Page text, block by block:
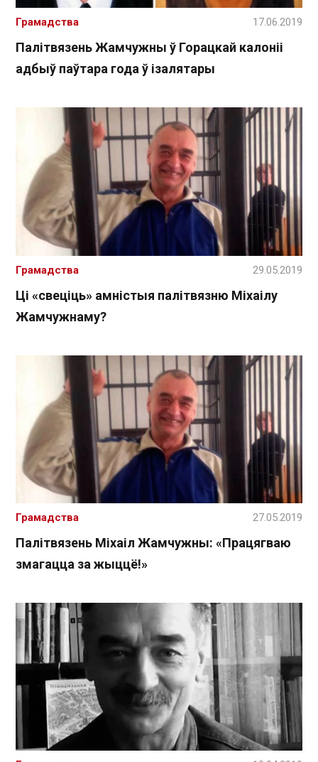
Палітвязень Жамчужны ў Горацкай калоніі
адбыў паўтара года ў ізалятары
Грамадства 17.06.2019
Ці «свеціць» амністыя палітвязню Міхаілу
Жамчужнаму?
Грамадства 29.05.2019
Палітвязень Міхаіл Жамчужны: «Працягваю
змагацца за жыццё!»
Грамадства 27.05.2019